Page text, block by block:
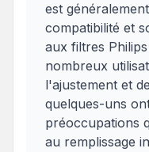
est
compatibilité et
aux filtres
nombreux
l'ajustement et
quelques-uns
préoccupations
au remplissage